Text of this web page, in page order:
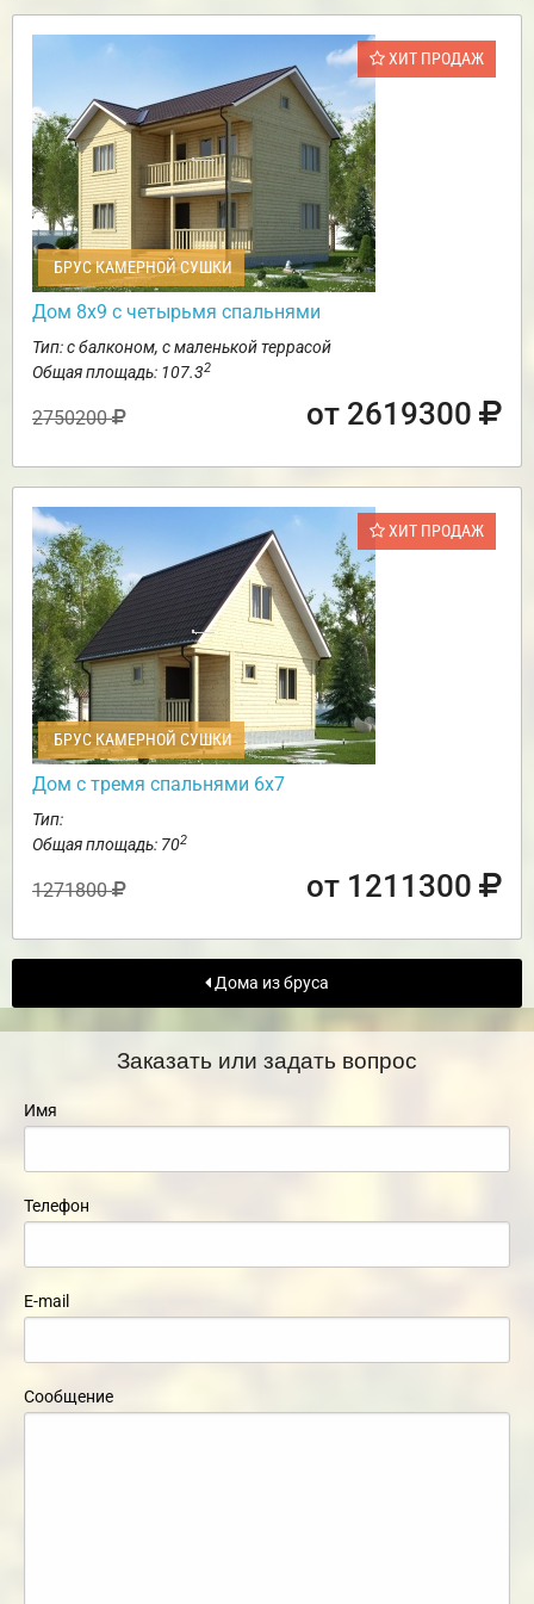
ХИТ ПРОДАЖ
БРУС КАМЕРНОЙ СУШКИ
Дом 8х9 с четырьмя спальнями
Тип: с балконом, с маленькой террасой
Общая площадь: 107.32
2750200 от 2619300
ХИТ ПРОДАЖ
БРУС КАМЕРНОЙ СУШКИ
Дом с тремя спальнями 6х7
Тип:
Общая площадь: 702
1271800 от 1211300
Дома из бруса
Заказать или задать вопрос
Имя
Телефон
E-mail
Сообщение